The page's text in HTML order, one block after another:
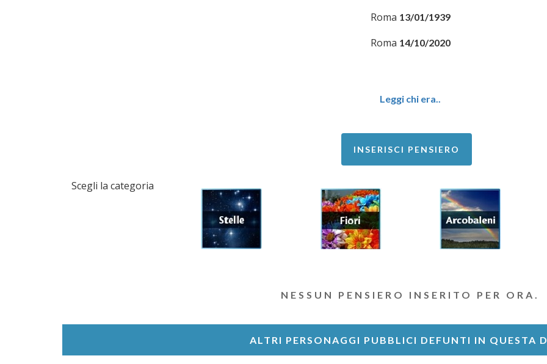
Roma 13/01/1939
Roma 14/10/2020
Leggi chi era..
INSERISCI PENSIERO
Scegli la categoria
NESSUN PENSIERO INSERITO PER ORA.
ALTRI PERSONAGGI PUBBLICI DEFUNTI IN QUESTA